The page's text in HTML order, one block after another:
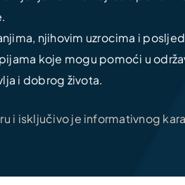
njihovim uzrocima i
koje mogu pomoći u
i dobrog života.
i isključivo je informativnog